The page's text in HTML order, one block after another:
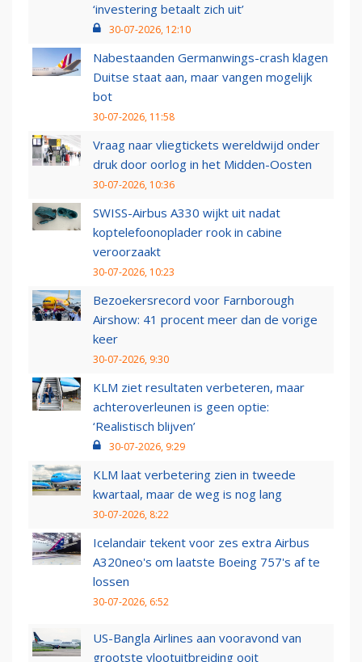
‘investering betaalt zich uit’
30-07-2026, 12:10
Nabestaanden Germanwings-crash klagen
Duitse staat aan, maar vangen mogelijk
bot
30-07-2026, 11:58
Vraag naar vliegtickets wereldwijd onder
druk door oorlog in het Midden-Oosten
30-07-2026, 10:36
SWISS-Airbus A330 wijkt uit nadat
koptelefoonoplader rook in cabine
veroorzaakt
30-07-2026, 10:23
Bezoekersrecord voor Farnborough
Airshow: 41 procent meer dan de vorige
keer
30-07-2026, 9:30
KLM ziet resultaten verbeteren, maar
achteroverleunen is geen optie:
‘Realistisch blijven’
30-07-2026, 9:29
KLM laat verbetering zien in tweede
kwartaal, maar de weg is nog lang
30-07-2026, 8:22
Icelandair tekent voor zes extra Airbus
A320neo's om laatste Boeing 757's af te
lossen
30-07-2026, 6:52
US-Bangla Airlines aan vooravond van
grootste vlootuitbreiding ooit